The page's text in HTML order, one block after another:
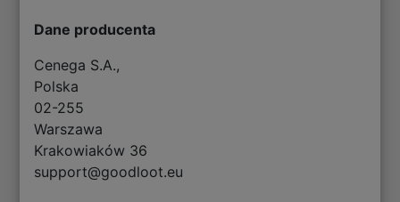
Dane producenta
Cenega S.A.,
Polska
02-255
Warszawa
Krakowiaków 36
support@goodloot.eu